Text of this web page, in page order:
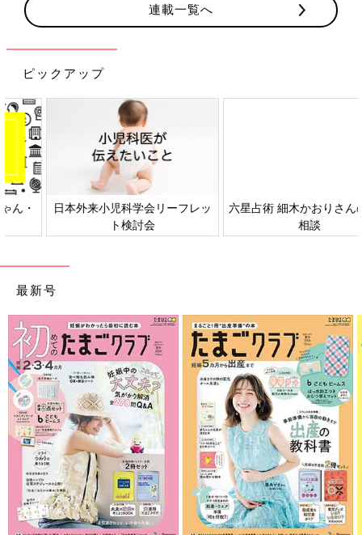
連載一覧へ
ピックアップ
日本外来小児科学会リーフレッ
ト検討会
六星占術 細木かおりさんの人生
最新号